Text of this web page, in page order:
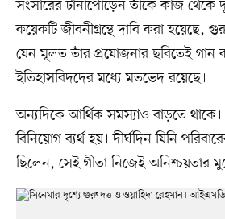
সংসারের টানাপোড়েন তাঁকে কাজ থেকে
কয়েকটি জীবনীগ্রন্থে দাবি করা হয়েছে,
যেন মূলত তাঁর প্রযোজনার ছবিতেই গান
ইতিহাসবিদদের মধ্যে মতভেদ রয়েছে।
অন্যদিকে আর্থিক সমস্যাও বাড়তে থাকে।
বিনিয়োগ ব্যর্থ হয়। দীর্ঘদিন যিনি
ছিলেন, সেই গীতা নিজেই অনিশ্চয়তার